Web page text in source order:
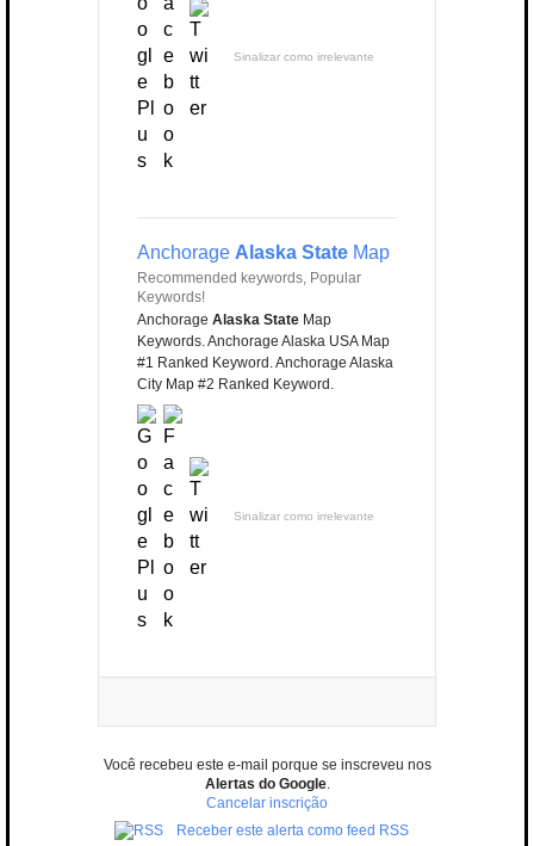
Sinalizar como irrelevante
Anchorage Alaska State Map
Recommended keywords, Popular
Keywords!
Anchorage Alaska State Map
Keywords. Anchorage Alaska USA Map
#1 Ranked Keyword. Anchorage Alaska
City Map #2 Ranked Keyword.
Sinalizar como irrelevante
Você recebeu este e-mail porque se inscreveu nos
Alertas do Google.
Cancelar inscrição
Receber este alerta como feed RSS